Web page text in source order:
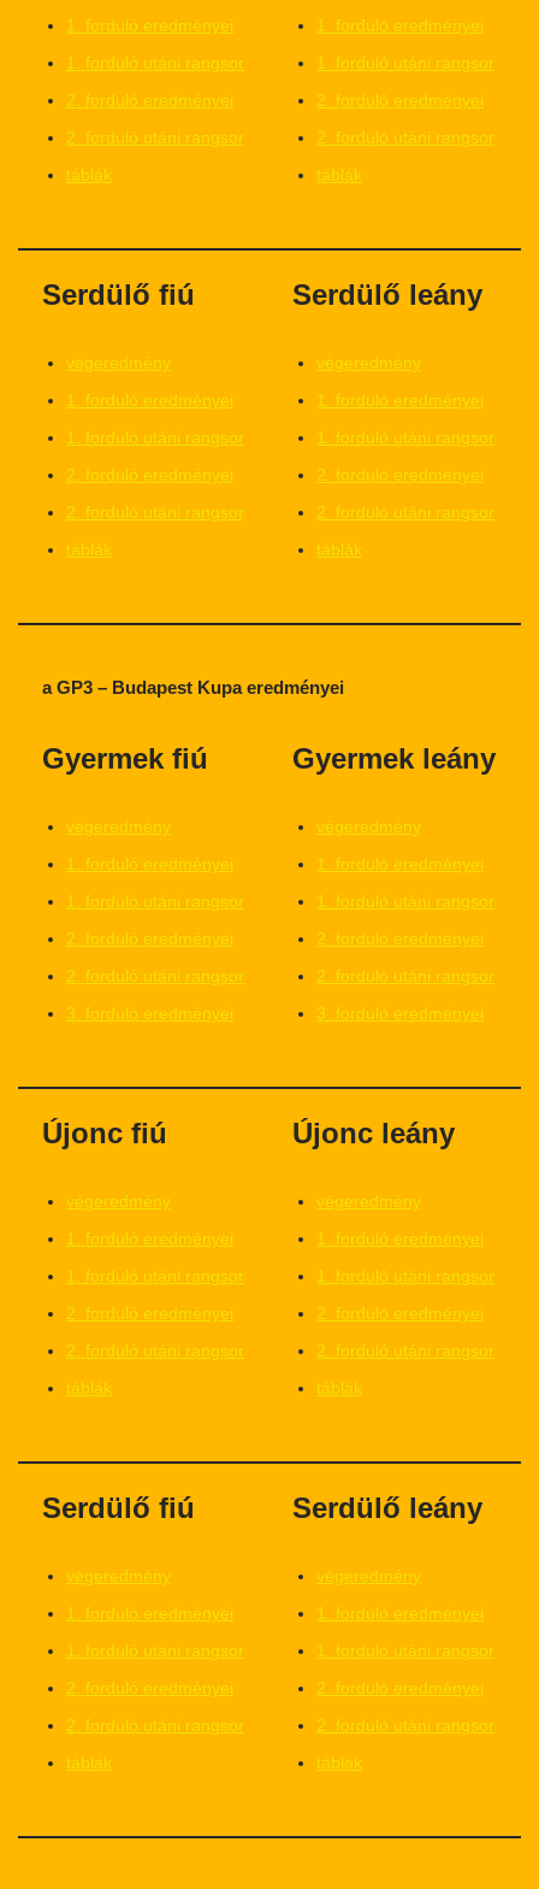
1. forduló eredményei
1. forduló utáni rangsor
2. forduló eredményei
2. forduló utáni rangsor
táblák
1. forduló eredményei
1. forduló utáni rangsor
2. forduló eredményei
2. forduló utáni rangsor
táblák
Serdülő fiú
végeredmény
1. forduló eredményei
1. forduló utáni rangsor
2. forduló eredményei
2. forduló utáni rangsor
táblák
Serdülő leány
végeredmény
1. forduló eredményei
1. forduló utáni rangsor
2. forduló eredményei
2. forduló utáni rangsor
táblák
a GP3 – Budapest Kupa eredményei
Gyermek fiú
végeredmény
1. forduló eredményei
1. forduló utáni rangsor
2. forduló eredményei
2. forduló utáni rangsor
3. forduló eredményei
Gyermek leány
végeredmény
1. forduló eredményei
1. forduló utáni rangsor
2. forduló eredményei
2. forduló utáni rangsor
3. forduló eredményei
Újonc fiú
végeredmény
1. forduló eredményei
1. forduló utáni rangsor
2. forduló eredményei
2. forduló utáni rangsor
táblák
Újonc leány
végeredmény
1. forduló eredményei
1. forduló utáni rangsor
2. forduló eredményei
2. forduló utáni rangsor
táblák
Serdülő fiú
végeredmény
1. forduló eredményei
1. forduló utáni rangsor
2. forduló eredményei
2. forduló utáni rangsor
táblák
Serdülő leány
végeredmény
1. forduló eredményei
1. forduló utáni rangsor
2. forduló eredményei
2. forduló utáni rangsor
táblák